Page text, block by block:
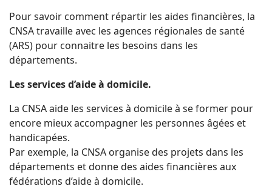
Pour savoir comment répartir les aides financières, la
CNSA travaille avec les agences régionales de santé
(ARS) pour connaitre les besoins dans les
départements.
Les services d’aide à domicile.
La CNSA aide les services à domicile à se former pour
encore mieux accompagner les personnes âgées et
handicapées.
Par exemple, la CNSA organise des projets dans les
départements et donne des aides financières aux
fédérations d’aide à domicile.